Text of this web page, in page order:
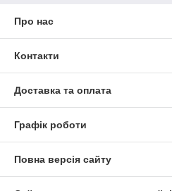
Про нас
Контакти
Доставка та оплата
Графік роботи
Повна версія сайту